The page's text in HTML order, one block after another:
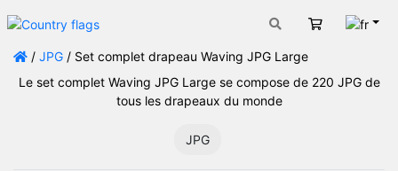
Panier
/ JPG / Set complet drapeau Waving JPG Large
Le set complet Waving JPG Large se compose de 220 JPG de
tous les drapeaux du monde
JPG